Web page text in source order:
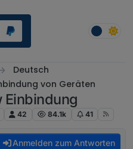
Deutsch
von Geräten
42 84.1k 41
Anmelden zum Antworten